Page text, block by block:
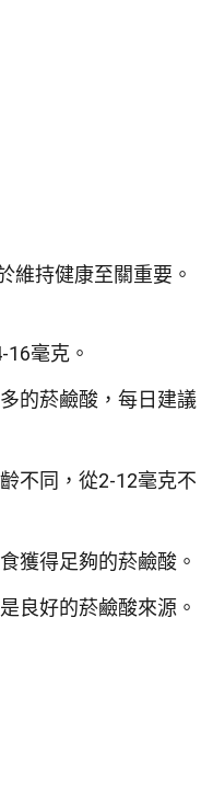
維持健康至關重要。
毫克。
的菸鹼酸，每日建議
不同，從2-12毫克不
獲得足夠的菸鹼酸。
良好的菸鹼酸來源。